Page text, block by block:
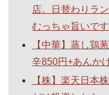
店。日替わりラ
むっちゃ旨いです
【中華】蒸し鶏
辛850円+あんか
【株】楽天日本